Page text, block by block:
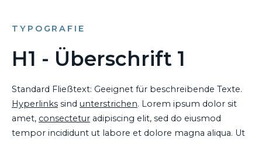
TYPOGRAFIE
H1 - Überschrift 1
Standard Fließtext: Geeignet für beschreibende Texte.
Hyperlinks sind unterstrichen. Lorem ipsum dolor sit
amet, consectetur adipiscing elit, sed do eiusmod
tempor incididunt ut labore et dolore magna aliqua. Ut